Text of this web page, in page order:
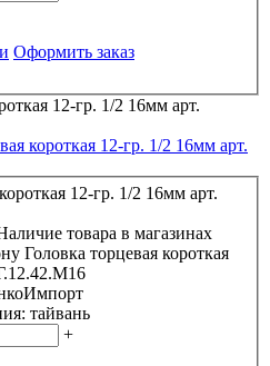
Оформить заказ
короткая 12-гр. 1/2 16мм арт.
товара в магазинах
Головка торцевая короткая
тайвань
+